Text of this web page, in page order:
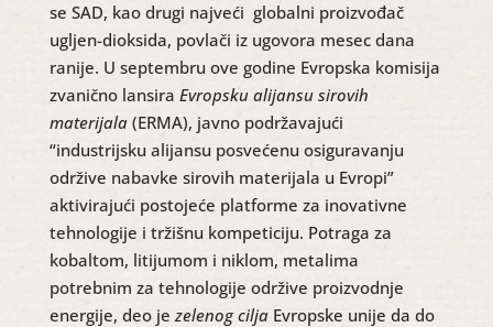
se SAD, kao drugi najveći globalni proizvođač
ugljen-dioksida, povlači iz ugovora mesec dana
ranije. U septembru ove godine Evropska komisija
zvanično lansira Evropsku alijansu sirovih
materijala(ERMA), javno podržavajući
“industrijsku alijansu posvećenu osiguravanju
održive nabavke sirovih materijala u Evropi”
aktivirajući postojeće platforme za inovativne
tehnologije i tržišnu kompeticiju. Potraga za
kobaltom, litijumom i niklom, metalima
potrebnim za tehnologije održive proizvodnje
energije, deo jezelenog ciljaEvropske unije da do